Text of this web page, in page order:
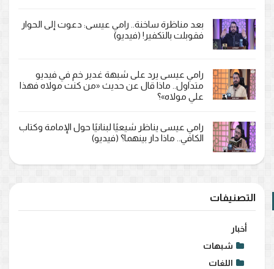
بعد مناظرة ساخنة.. رامي عيسى: دعوت إلى الحوار
فقوبلت بالتكفير! (فيديو)
رامي عيسى يرد على شبهة غدير خم في فيديو
متداول.. ماذا قال عن حديث «من كنت مولاه فهذا
علي مولاه»؟
رامي عيسى يناظر شيعيًا لبنانيًا حول الإمامة وكتاب
الكافي.. ماذا دار بينهما؟ (فيديو)
التصنيفات
أخبار
شبهات
اللغات